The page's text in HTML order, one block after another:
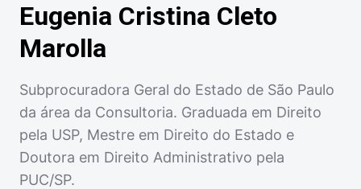
Eugenia Cristina Cleto
Marolla
Subprocuradora Geral do Estado de São Paulo
da área da Consultoria. Graduada em Direito
pela USP, Mestre em Direito do Estado e
Doutora em Direito Administrativo pela
PUC/SP.